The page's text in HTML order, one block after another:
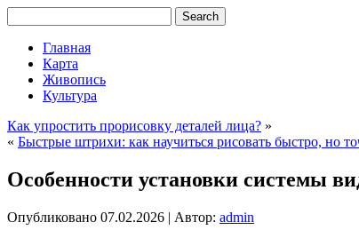
Главная
Карта
Живопись
Культура
Как упростить прорисовку деталей лица? »
« Быстрые штрихи: как научиться рисовать быстро, но
Особенности установки системы
Опубликовано 07.02.2026 | Автор: admin